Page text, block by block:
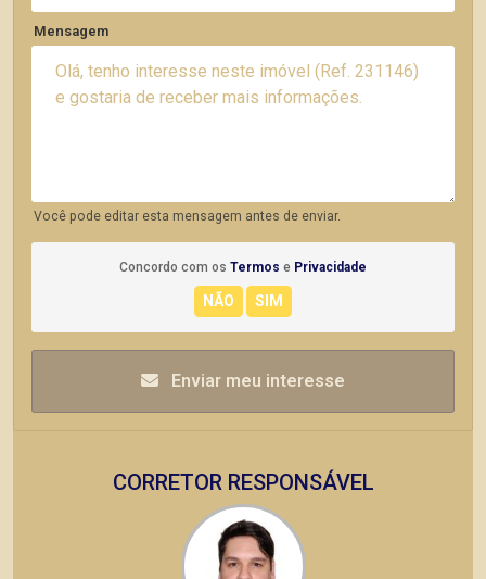
Mensagem
Você pode editar esta mensagem antes de enviar.
Concordo com os Termos e Privacidade
Enviar meu interesse
CORRETOR RESPONSÁVEL